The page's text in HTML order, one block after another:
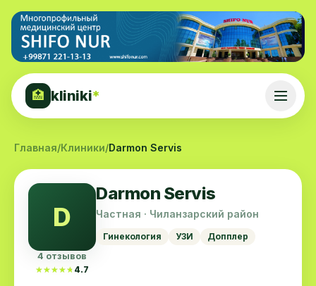
🏥 kliniki*
Главная/Клиники/Darmon Servis
D
4 отзывов
★★★★★
★★★★★ 4.7
Darmon Servis
Частная · Чиланзарский район
Гинекология УЗИ Допплер